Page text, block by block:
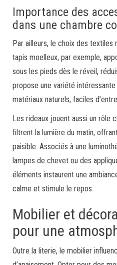
Importance des
dans une chambre
Par ailleurs, le choix des textiles
tapis moelleux, par exemple,
sous les pieds dès le réveil,
propose une variété
matériaux naturels, faciles
Les rideaux jouent aussi un rôle
filtrent la lumière du matin,
paisible. Associés à une
lampes de chevet ou des
éléments instaurent une
calme et stimule le repos.
Mobilier et
pour une
Outre la literie, le mobilier